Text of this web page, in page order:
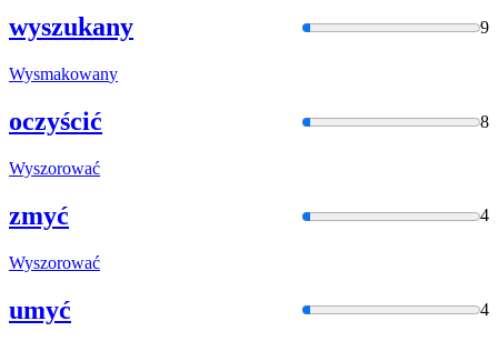
wyszukany 9
Wysmakowany
oczyścić 8
Wyszorować
zmyć 4
Wyszorować
umyć 4